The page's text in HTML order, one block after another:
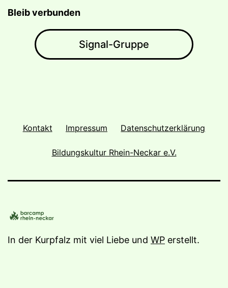
Bleib verbunden
Signal-Gruppe
Kontakt Impressum Datenschutzerklärung
Bildungskultur Rhein-Neckar e.V.
In der Kurpfalz mit viel Liebe und WP erstellt.